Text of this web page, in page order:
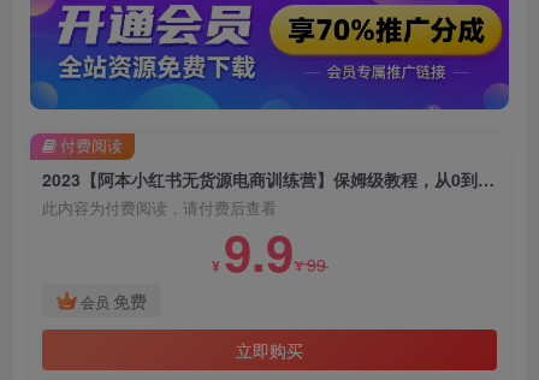
2023【阿本小红书无货源电商训练营】保姆级教程，从0到1，3天全盘掌握，轻松日入300+
此内容为付费阅读，请付费后查看
¥ 9.9¥99
会员 免费
立即购买
付费阅读